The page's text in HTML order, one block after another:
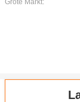
Grote Markt: